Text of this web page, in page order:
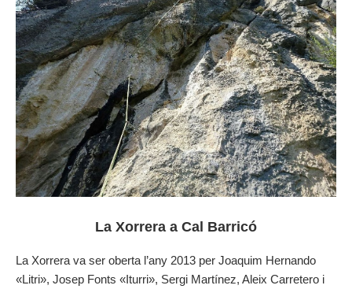
La Xorrera a Cal Barricó
La Xorrera va ser oberta l’any 2013 per Joaquim Hernando
«Litri», Josep Fonts «Iturri», Sergi Martínez, Aleix Carretero i